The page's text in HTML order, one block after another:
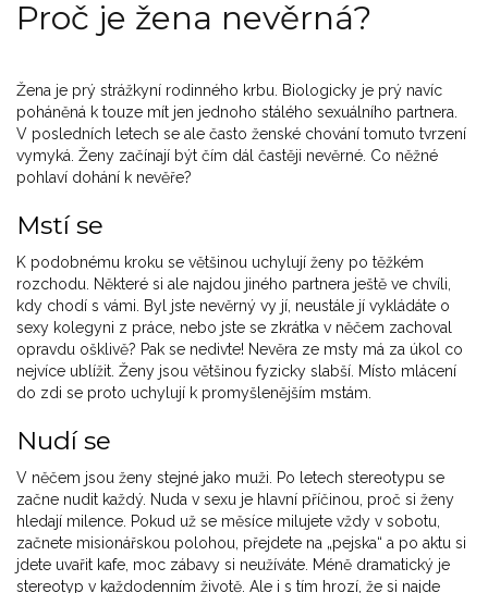
Proč je žena nevěrná?
Žena je prý strážkyní rodinného krbu. Biologicky je prý navíc
poháněná k touze mít jen jednoho stálého sexuálního partnera.
V posledních letech se ale často ženské chování tomuto tvrzení
vymyká. Ženy začínají být čím dál častěji nevěrné. Co něžné
pohlaví dohání k nevěře?
Mstí se
K podobnému kroku se většinou uchylují ženy po těžkém
rozchodu. Některé si ale najdou jiného partnera ještě ve chvíli,
kdy chodí s vámi. Byl jste nevěrný vy jí, neustále jí vykládáte o
sexy kolegyni z práce, nebo jste se zkrátka v něčem zachoval
opravdu ošklivě? Pak se nedivte! Nevěra ze msty má za úkol co
nejvíce ublížit. Ženy jsou většinou fyzicky slabší. Místo mlácení
do zdi se proto uchylují k promyšlenějším mstám.
Nudí se
V něčem jsou ženy stejné jako muži. Po letech stereotypu se
začne nudit každý. Nuda v sexu je hlavní příčinou, proč si ženy
hledají milence. Pokud už se měsíce milujete vždy v sobotu,
začnete misionářskou polohou, přejdete na „pejska“ a po aktu si
jdete uvařit kafe, moc zábavy si neužíváte. Méně dramatický je
stereotyp v každodenním životě. Ale i s tím hrozí, že si najde